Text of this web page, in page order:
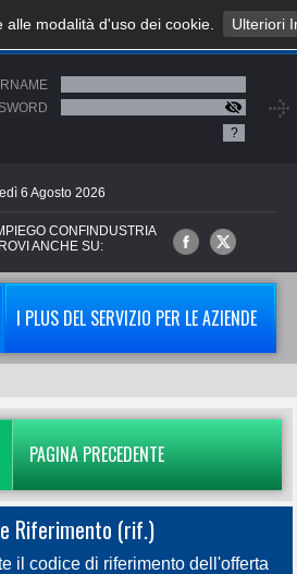
?
6 Agosto 2026
CONFINDUSTRIA
ANCHE SU:
I PLUS DEL SERVIZIO PER LE AZIENDE
PAGINA PRECEDENTE
Riferimento (rif.)
il codice di riferimento dell'offerta
modalità d'uso dei cookie. Ulteriori